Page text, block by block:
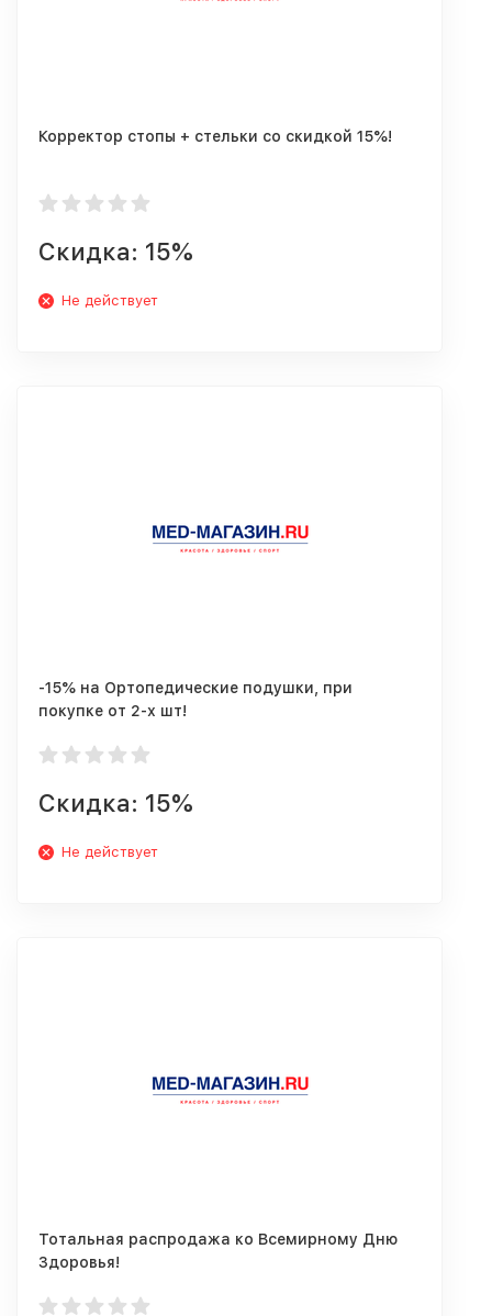
Корректор стопы + стельки со скидкой 15%!
Скидка: 15%
Не действует
-15% на Ортопедические подушки, при
покупке от 2-х шт!
Скидка: 15%
Не действует
Тотальная распродажа ко Всемирному Дню
Здоровья!